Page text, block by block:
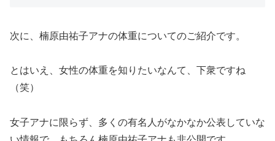
次に、楠原由祐子アナの体重についてのご紹介です。
とはいえ、女性の体重を知りたいなんて、下衆ですね
（笑）
女子アナに限らず、多くの有名人がなかなか公表していな